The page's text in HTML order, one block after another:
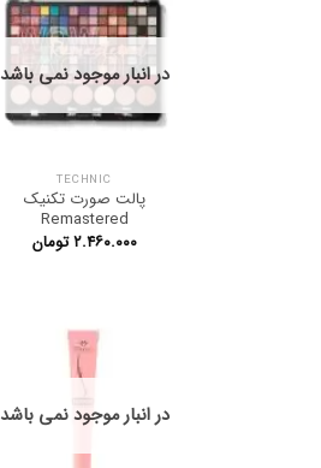
در انبار موجود نمی باشد
TECHNIC
پالت صورت تکنیک
Remastered
۲.۴۶۰.۰۰۰ تومان
در انبار موجود نمی باشد